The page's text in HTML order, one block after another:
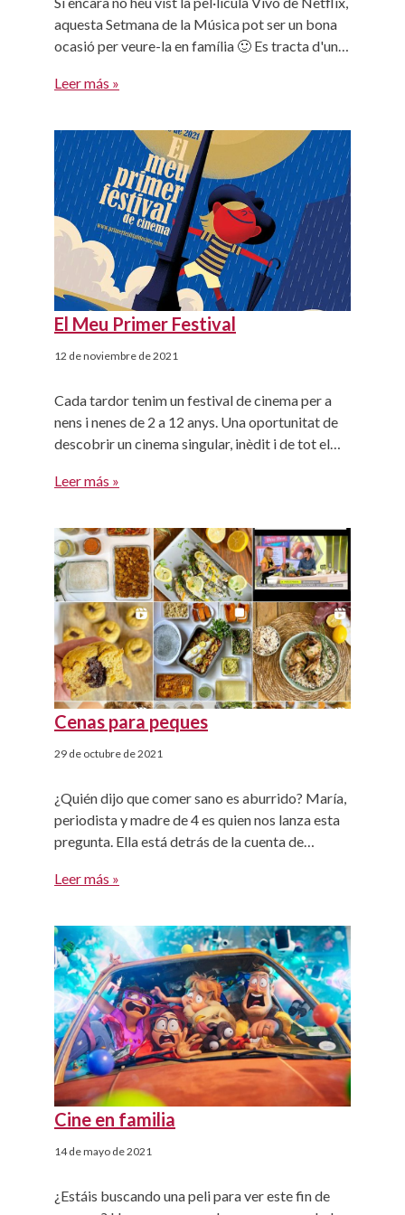
aquesta Setmana de la Música pot ser un bona
ocasió per veure-la en família 🙂 Es tracta d'una
gran talent musical anomenat Vivo, que busca la
entregar […]
Leer más »
El Meu Primer Festival
12 de noviembre de 2021
Cada tardor tenim un festival de cinema per a
nens i nenes de 2 a 12 anys. Una oportunitat de
descobrir un cinema singular, inèdit i de tot el
dues maneres diferents: des de casa o l'escola en
Leer más »
Cenas para peques
29 de octubre de 2021
¿Quién dijo que comer sano es aburrido? María,
periodista y madre de 4 es quien nos lanza esta
pregunta. Ella está detrás de la cuenta de
cada día nuevas recetas para que preparar el
podréis encontrar inspiración para todo tipo de
platos: […]
Leer más »
Cine en familia
14 de mayo de 2021
¿Estáis buscando una peli para ver este fin de